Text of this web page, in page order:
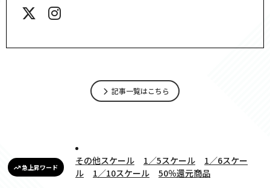
記事一覧はこちら
急上昇ワード
その他スケール 1／5スケール
1／6スケー
ル
1／10スケール 50％還元商品